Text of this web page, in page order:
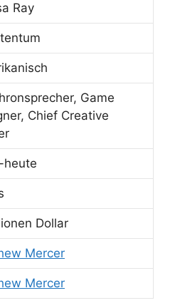
Ray
Game
Chief Creative
heute
Dollar
Mercer
Mercer